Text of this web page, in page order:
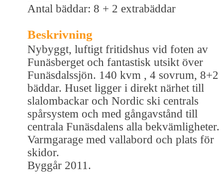
Antal bäddar: 8 + 2 extrabäddar
Beskrivning
Nybyggt, luftigt fritidshus vid foten av
Funäsberget och fantastisk utsikt över
Funäsdalssjön. 140 kvm , 4 sovrum, 8+2
bäddar. Huset ligger i direkt närhet till
slalombackar och Nordic ski centrals
spårsystem och med gångavstånd till
centrala Funäsdalens alla bekvämligheter.
Varmgarage med vallabord och plats för
skidor.
Byggår 2011.